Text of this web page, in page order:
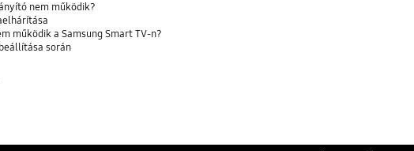
nem működik?
működik a Samsung Smart TV-n?
során